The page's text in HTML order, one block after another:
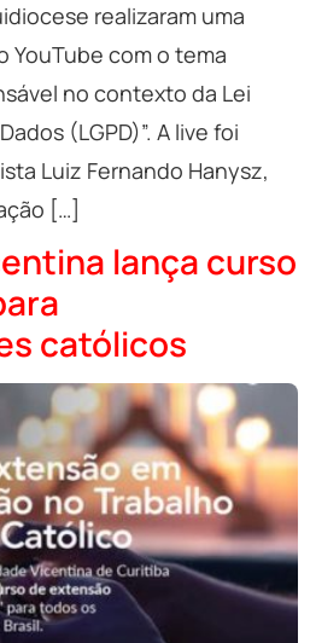
realizaram uma
YouTube com o tema
no contexto da Lei
(LGPD)”. A live foi
Luiz Fernando Hanysz,
[…]
lança curso
católicos